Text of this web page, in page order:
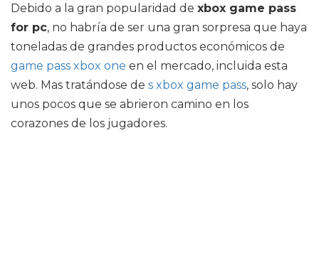
Debido a la gran popularidad de xbox game pass
for pc, no habría de ser una gran sorpresa que haya
toneladas de grandes productos económicos de
game pass xbox one en el mercado, incluida esta
web. Mas tratándose de s xbox game pass, solo hay
unos pocos que se abrieron camino en los
corazones de los jugadores.